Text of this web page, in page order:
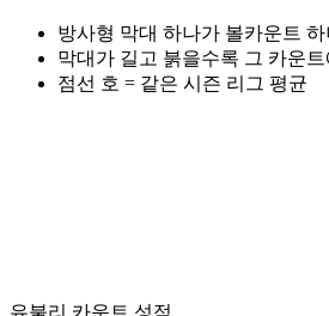
방사형 막대 하나가 볼카운트 하
막대가 길고 붉을수록 그 카운
점선 호 = 같은 시즌 리그 평균
유불리 카운트 성적